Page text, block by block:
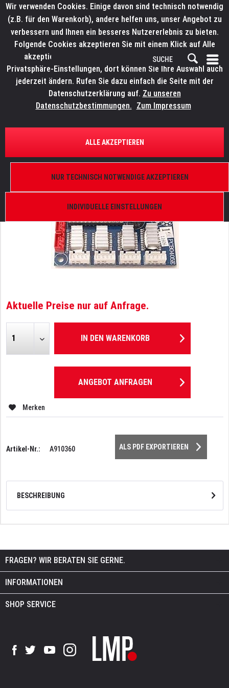
ÜBERSICHT ERSATZTEILE
ELATION 9900004740
Aktuelle Preise nur auf Anfrage.
IN DEN WARENKORB
ANGEBOT ANFRAGEN
Merken
Artikel-Nr.: A910360 ALS PDF EXPORTIEREN
BESCHREIBUNG
FRAGEN? WIR BERATEN SIE GERNE.
INFORMATIONEN
SHOP SERVICE
Wir verwenden Cookies. Einige davon sind technisch notwendig
(z.B. für den Warenkorb), andere helfen uns, unser Angebot zu
verbessern und Ihnen ein besseres Nutzererlebnis zu bieten.
Folgende Cookies akzeptieren Sie mit einem Klick auf Alle
akzeptieren. Weitere Informationen finden Sie in den
Privatsphäre-Einstellungen, dort können Sie Ihre Auswahl auch
jederzeit ändern. Rufen Sie dazu einfach die Seite mit der
Datenschutzerklärung auf. Zu unseren
Datenschutzbestimmungen. Zum Impressum
INDIVIDUELLE EINSTELLUNGEN
NUR TECHNISCH NOTWENDIGE AKZEPTIEREN
ALLE AKZEPTIEREN